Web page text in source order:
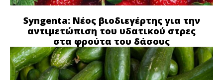
Syngenta: Νέος βιοδιεγέρτης για την
αντιμετώπιση του υδατικού στρες
στα φρούτα του δάσους